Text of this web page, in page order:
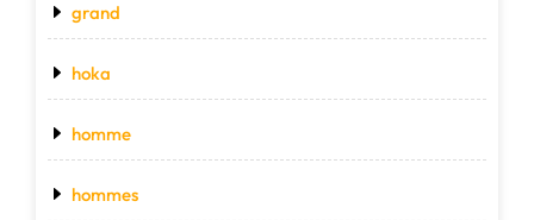
grand
hoka
homme
hommes